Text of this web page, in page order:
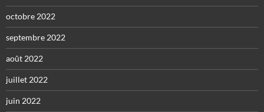
octobre 2022
septembre 2022
août 2022
juillet 2022
juin 2022